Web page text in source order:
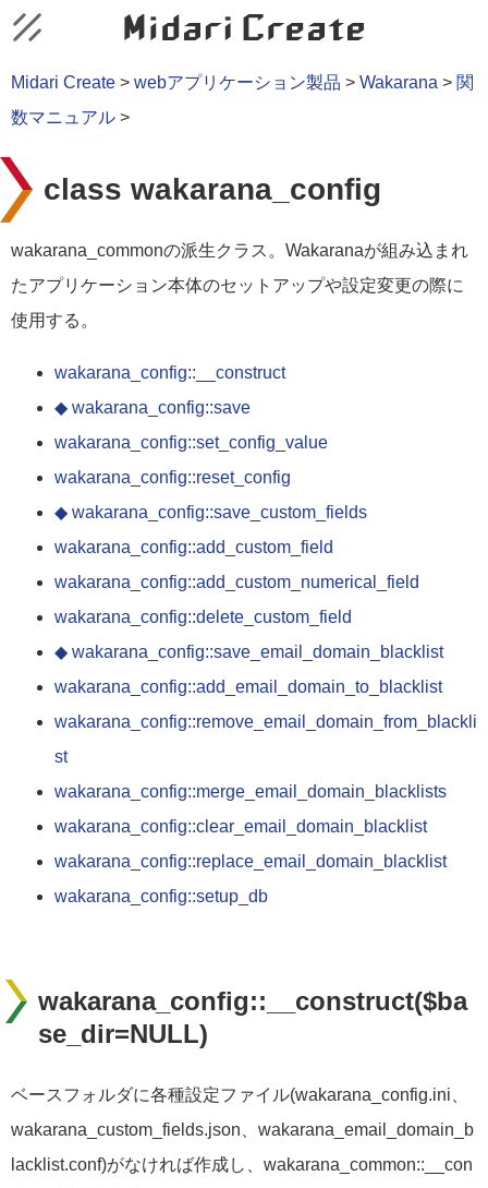
Midari Create > webアプリケーション製品 > Wakarana > 関
数マニュアル >
class wakarana_config
wakarana_commonの派生クラス。Wakaranaが組み込まれ
たアプリケーション本体のセットアップや設定変更の際に
使用する。
wakarana_config::__construct
◆ wakarana_config::save
wakarana_config::set_config_value
wakarana_config::reset_config
◆ wakarana_config::save_custom_fields
wakarana_config::add_custom_field
wakarana_config::add_custom_numerical_field
wakarana_config::delete_custom_field
◆ wakarana_config::save_email_domain_blacklist
wakarana_config::add_email_domain_to_blacklist
wakarana_config::remove_email_domain_from_blackli
st
wakarana_config::merge_email_domain_blacklists
wakarana_config::clear_email_domain_blacklist
wakarana_config::replace_email_domain_blacklist
wakarana_config::setup_db
wakarana_config::__construct($ba
se_dir=NULL)
ベースフォルダに各種設定ファイル(wakarana_config.ini、
wakarana_custom_fields.json、wakarana_email_domain_b
lacklist.conf)がなければ作成し、wakarana_common::__con